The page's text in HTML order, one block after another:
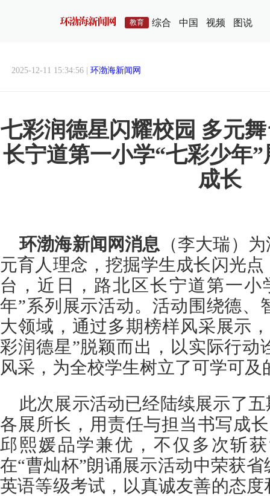
教育 综合 中国 视频 图说
2025-12-11 15:34:56 | 环渤海新闻网
七彩润德星闪耀校园 多元
长宁道第一小学“七彩少年
成长
环渤海新闻网消息 （李大瑞）
元育人理念，挖掘学生成长闪光
台，近日，路北区长宁道第一小
年”系列展示活动。活动围绕德、
大领域，通过多期榜样风采展示
彩润德星”脱颖而出，以实际行动
风采，为全校学生树立了可学可及
此次展示活动已经陆续展示了
各展所长，用责任与担当书写成
邱熙媛品学兼优，不仅多次斩
在“曹灿杯”朗诵展示活动中荣获
英语等级考试，以真诚友善的态